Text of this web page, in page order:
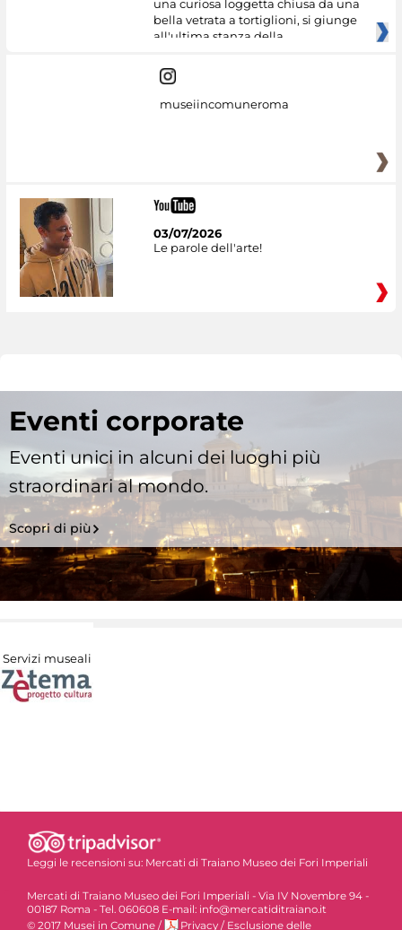
una curiosa loggetta chiusa da una
bella vetrata a tortiglioni, si giunge
all'ultima stanza della
museiincomuneroma
03/07/2026
Le parole dell'arte!
Eventi corporate
Eventi unici in alcuni dei luoghi più
straordinari al mondo.
Scopri di più
Servizi museali
Leggi le recensioni su: Mercati di Traiano Museo dei Fori Imperiali
Mercati di Traiano Museo dei Fori Imperiali - Via IV Novembre 94 -
00187 Roma - Tel. 060608 E-mail: info@mercatiditraiano.it
© 2017 Musei in Comune / Privacy / Esclusione delle